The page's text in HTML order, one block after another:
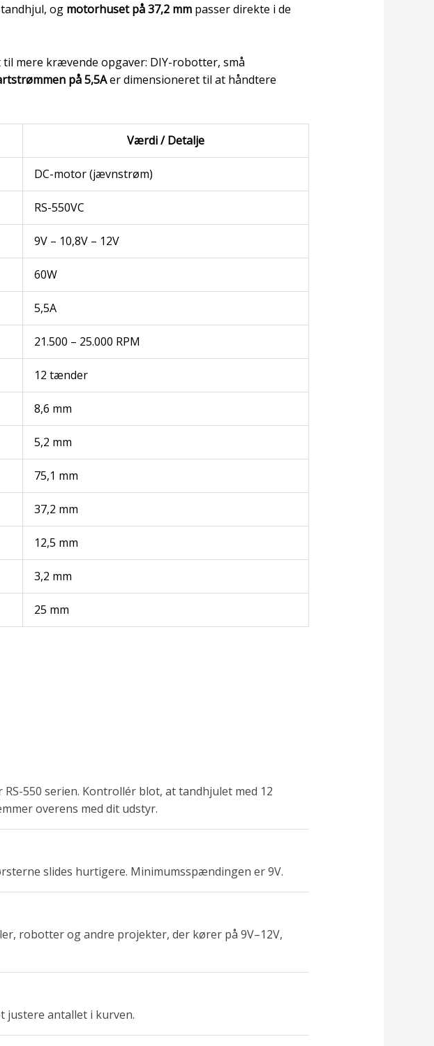
og motorhuset på 37,2 mmpasser direkte i de
mere krævende opgaver: DIY-robotter, små
på 5,5Aer dimensioneret til at håndtere
Værdi / Detalje
DC-motor (jævnstrøm)
RS-550VC
9V – 10,8V – 12V
60W
5,5A
21.500 – 25.000 RPM
12 tænder
8,6 mm
5,2 mm
75,1 mm
37,2 mm
12,5 mm
3,2 mm
25 mm
550 serien. Kontrollér blot, at tandhjulet med 12
overens med dit udstyr.
slides hurtigere. Minimumsspændingen er 9V.
robotter og andre projekter, der kører på 9V–12V,
justere antallet i kurven.